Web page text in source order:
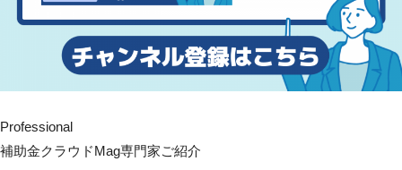
Professional
補助金クラウドMag専門家ご紹介